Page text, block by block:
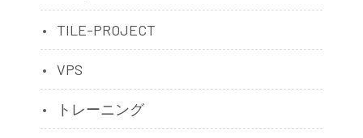
TILE-PROJECT
VPS
トレーニング